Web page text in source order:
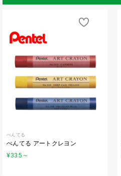
ぺんてる
ぺんてる アートクレヨン
¥335 ～